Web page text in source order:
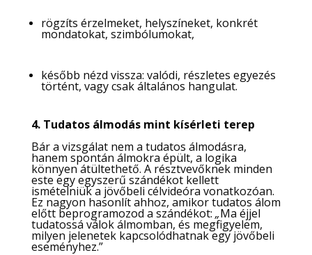
rögzíts érzelmeket, helyszíneket, konkrét
mondatokat, szimbólumokat,
később nézd vissza: valódi, részletes egyezés
történt, vagy csak általános hangulat.
4. Tudatos álmodás mint kísérleti terep
Bár a vizsgálat nem a tudatos álmodásra,
hanem spontán álmokra épült, a logika
könnyen átültethető. A résztvevőknek minden
este egy egyszerű szándékot kellett
ismételniük a jövőbeli célvideóra vonatkozóan.
Ez nagyon hasonlít ahhoz, amikor tudatos álom
előtt beprogramozod a szándékot: „Ma éjjel
tudatossá válok álmomban, és megfigyelem,
milyen jelenetek kapcsolódhatnak egy jövőbeli
eseményhez.”